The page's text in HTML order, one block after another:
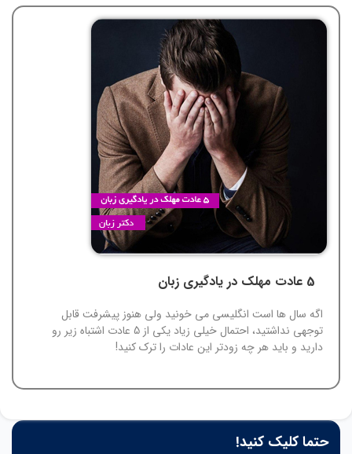
حتما کلیک کنید!
5 عادت مهلک در یادگیری زبان
اگه سال ها است انگلیسی می خونید ولی هنوز پیشرفت قابل
توجهی نداشتید، احتمال خیلی زیاد یکی از 5 عادت اشتباه زیر رو
دارید و باید هر چه زودتر این عادات را ترک کنید!